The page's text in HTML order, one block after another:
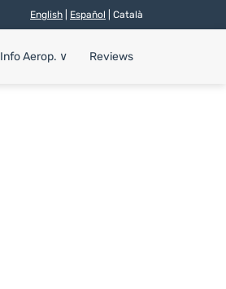
English Español | Català
Info Aerop. ∨ Reviews